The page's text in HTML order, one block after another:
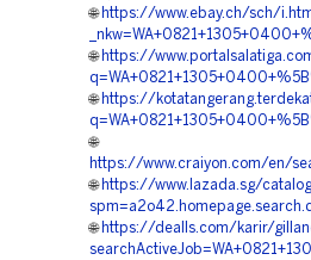
🌐 https://www.ebay.ch/sch/
🌐 https://
🌐 https://
🌐
https://www.craiyon.com/en/
🌐 https://www.lazada.sg/
🌐 https://dealls.com/karir/